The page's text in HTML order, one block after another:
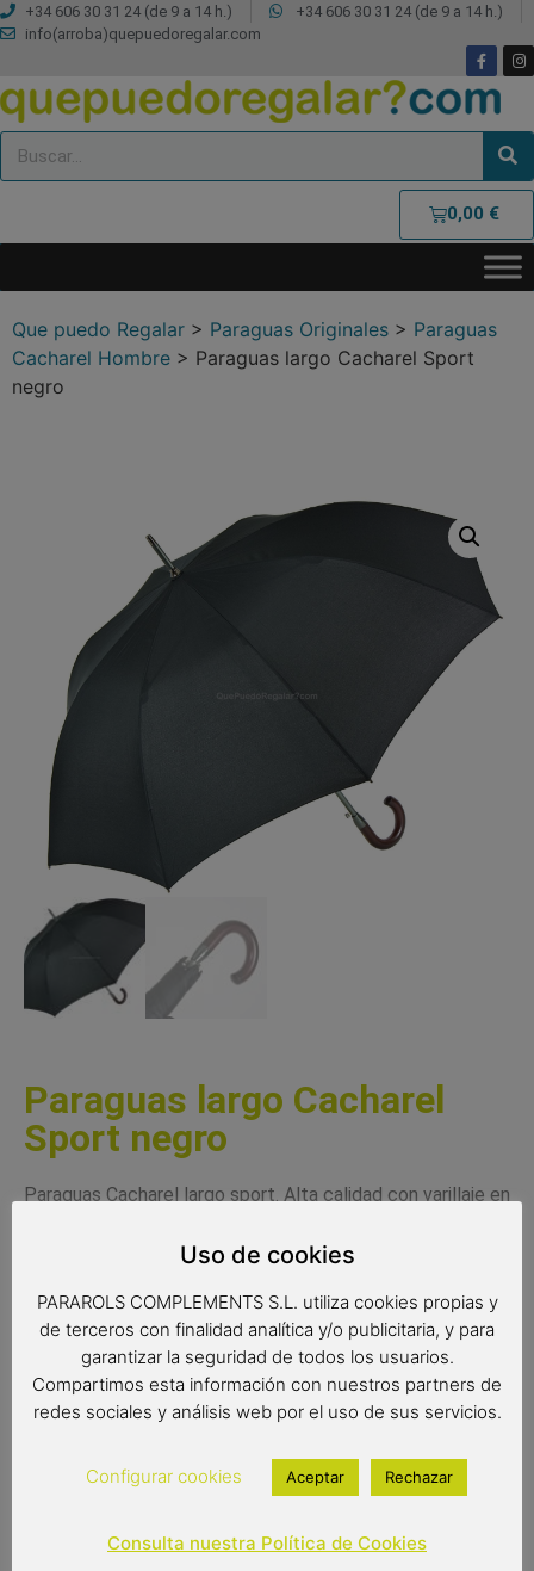
+34 606 30 31 24 (de 9 a 14 h.)
+34 606 30 31 24 (de 9 a 14 h.)
info(arroba)quepuedoregalar.com
0,00 €
Que puedo Regalar > Paraguas Originales > Paraguas
Cacharel Hombre > Paraguas largo Cacharel Sport
negro
Paraguas largo Cacharel
Sport negro
Paraguas Cacharel largo sport. Alta calidad con varillaje en
resistencia. Puño de madera y acabados de primera
Medidas
Radio de tela: 70 cm.
Diámetro de tela: 116 cm.
Uso de cookies
PARAROLS COMPLEMENTS S.L. utiliza cookies propias y
de terceros con finalidad analítica y/o publicitaria, y para
garantizar la seguridad de todos los usuarios.
Compartimos esta información con nuestros partners de
redes sociales y análisis web por el uso de sus servicios.
Configurar cookies Aceptar Rechazar
Consulta nuestra Política de Cookies